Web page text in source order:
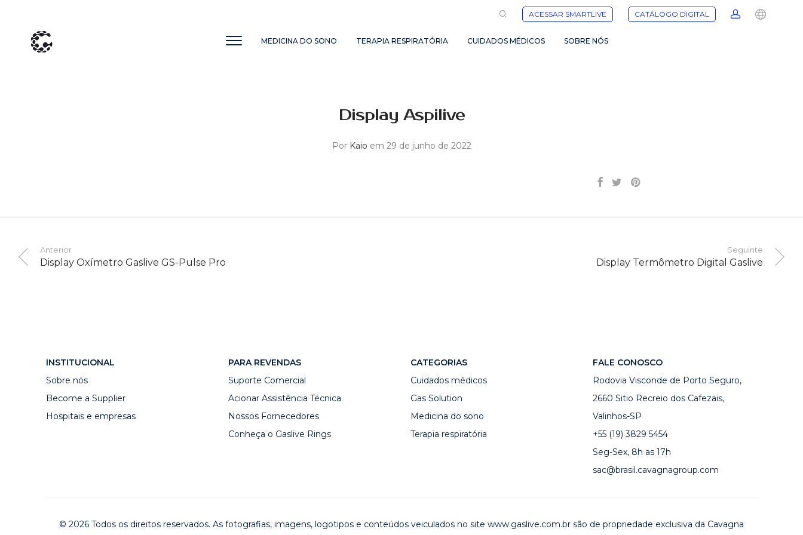
ACESSAR SMARTLIVE CATÁLOGO DIGITAL
MEDICINA DO SONO TERAPIA RESPIRATÓRIA CUIDADOS MÉDICOS SOBRE NÓS
Display Aspilive
Por Kaio em 29 de junho de 2022
Anterior
Display Oxímetro Gaslive GS-Pulse Pro
Seguinte
Display Termômetro Digital Gaslive
INSTITUCIONAL
Sobre nós
Become a Supplier
Hospitais e empresas
PARA REVENDAS
Suporte Comercial
Acionar Assistência Técnica
Nossos Fornecedores
Conheça o Gaslive Rings
CATEGORIAS
Cuidados médicos
Gas Solution
Medicina do sono
Terapia respiratória
FALE CONOSCO
Rodovia Visconde de Porto Seguro,
2660 Sitio Recreio dos Cafezais,
Valinhos-SP
+55 (19) 3829 5454
Seg-Sex, 8h as 17h
sac@brasil.cavagnagroup.com
© 2026 Todos os direitos reservados. As fotografias, imagens, logotipos e conteúdos veiculados no site www.gaslive.com.br são de propriedade exclusiva da Cavagna